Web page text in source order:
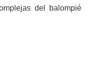
del balompié